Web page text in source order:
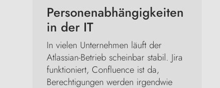
Personenabhängigkeiten
in der IT
In vielen Unternehmen läuft der
Atlassian-Betrieb scheinbar stabil. Jira
funktioniert, Confluence ist da,
Berechtigungen werden irgendwie